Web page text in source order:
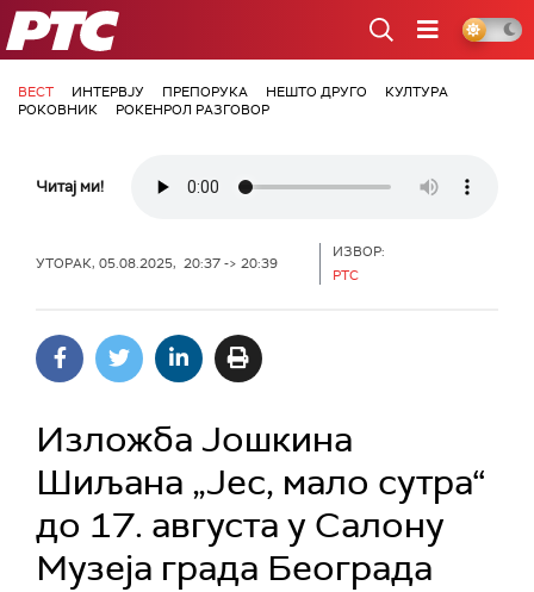
РТС
ВЕСТ ИНТЕРВЈУ ПРЕПОРУКА НЕШТО ДРУГО
КУЛТУРА
РОКОВНИК
РОКЕНРОЛ РАЗГОВОР
Читај ми!
УТОРАК, 05.08.2025, 20:37 -> 20:39
ИЗВОР:
РТС
Изложба Јошкина
Шиљана „Јес, мало сутра“
до 17. августа у Салону
Музеја града Београда